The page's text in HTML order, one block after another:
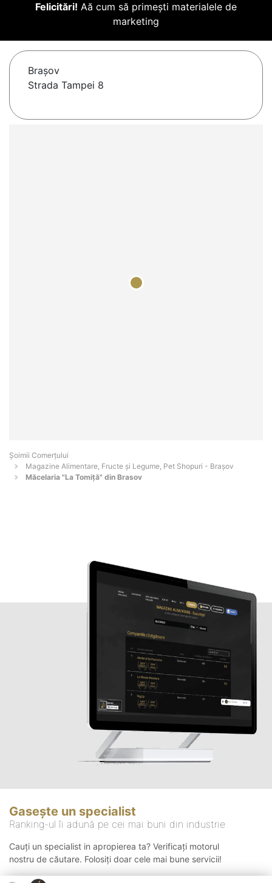
Felicitări! Aă cum să primești materialele de
marketing
Braşov
Strada Tampei 8
Șoimii Comerțului
Magazine Alimentare, Fructe și Legume, Pet Shopuri - Braşov
Măcelaria "La Tomiță" din Brasov
Gasește un specialist
Ranking-ul îi adună pe cei mai buni din industrie
Cauți un specialist in apropierea ta? Verificați motorul
nostru de căutare. Folosiți doar cele mai bune servicii!